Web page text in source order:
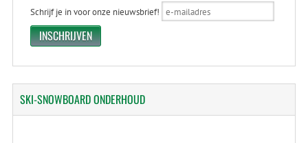
Schrijf je in voor onze nieuwsbrief!
SKI-SNOWBOARDONDERHOUD